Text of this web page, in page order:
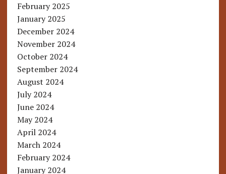
February 2025
January 2025
December 2024
November 2024
October 2024
September 2024
August 2024
July 2024
June 2024
May 2024
April 2024
March 2024
February 2024
January 2024